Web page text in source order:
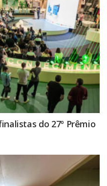
do 27º Prêmio